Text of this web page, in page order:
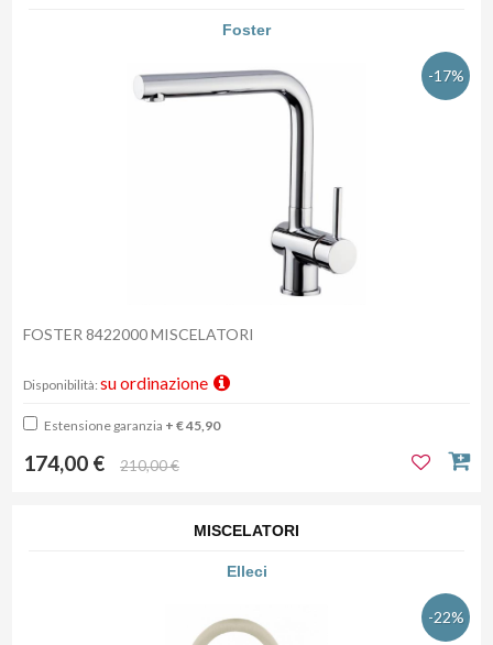
Foster
-17%
FOSTER 8422000 MISCELATORI
Disponibilità: su ordinazione
Estensione garanzia + € 45,90
174,00 € 210,00 €
MISCELATORI
Elleci
-22%